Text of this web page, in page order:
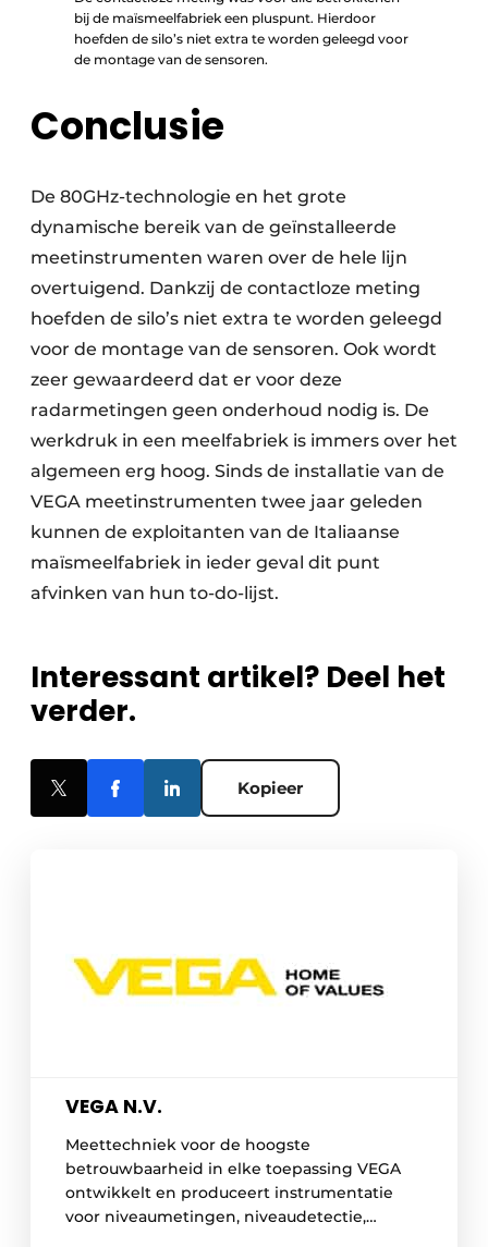
bij de maïsmeelfabriek een pluspunt. Hierdoor
hoefden de silo’s niet extra te worden geleegd voor
de montage van de sensoren.
Conclusie
De 80GHz-technologie en het grote
dynamische bereik van de geïnstalleerde
meetinstrumenten waren over de hele lijn
overtuigend. Dankzij de contactloze meting
hoefden de silo’s niet extra te worden geleegd
voor de montage van de sensoren. Ook wordt
zeer gewaardeerd dat er voor deze
radarmetingen geen onderhoud nodig is. De
werkdruk in een meelfabriek is immers over het
algemeen erg hoog. Sinds de installatie van de
VEGA meetinstrumenten twee jaar geleden
kunnen de exploitanten van de Italiaanse
maïsmeel­fabriek in ieder geval dit punt
afvinken van hun to-do-lijst.
Interessant artikel? Deel het
verder.
Kopieer
VEGA N.V.
Meettechniek voor de hoogste
betrouwbaarheid in elke toepassing VEGA
ontwikkelt en produceert instrumentatie
voor niveaumetingen, niveaudetectie,